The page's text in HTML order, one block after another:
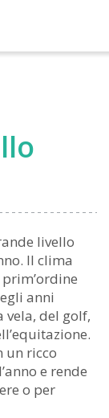
livello
Il clima
anni
del golf,
un ricco
e rende
o per